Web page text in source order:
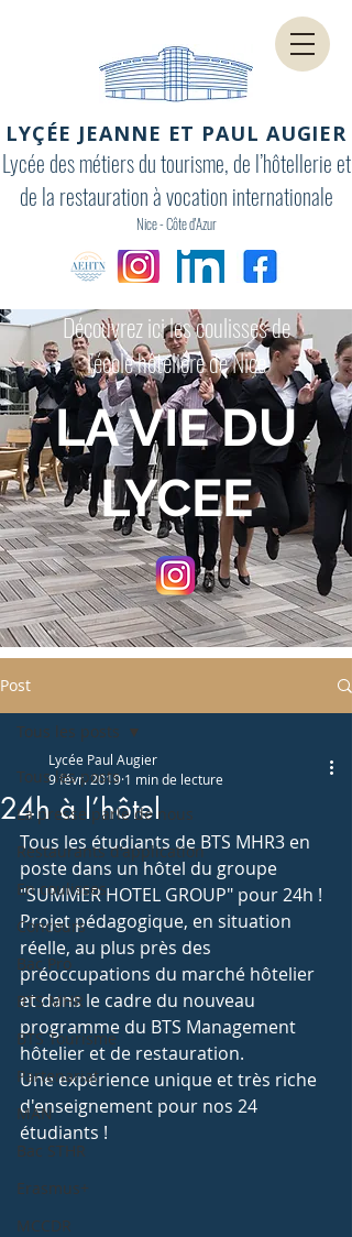
LYÇÉE JEANNE ET PAUL AUGIER
Lycée des métiers du tourisme, de l’hôtellerie et
de la restauration à vocation internationale
Nice - Côte d'Azur
Découvrez ici les coulisses de
l'école hôtelière de Nice
LA VIE DU
LYCEE
Post
Tous les posts
La presse parle de nous
Restaurants d'application
En coulisses
Concours
Bac Pro
BTS MHR
BTS Tourisme
Partenariat
MAN
Bac STHR
Erasmus+
MCCDR
Tous les posts
24h à l’hôtel
Lycée Paul Augier
9 févr. 2019 1 min de lecture
Tous les étudiants de BTS MHR3 en
poste dans un hôtel du groupe
"SUMMER HOTEL GROUP" pour 24h !
Projet pédagogique, en situation
réelle, au plus près des
préoccupations du marché hôtelier
et dans le cadre du nouveau
programme du BTS Management
hôtelier et de restauration.
Une expérience unique et très riche
d'enseignement pour nos 24
étudiants !